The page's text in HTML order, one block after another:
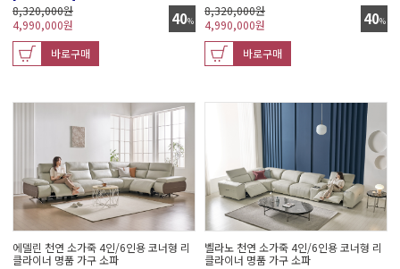
40%
8,320,000원
4,990,000원
바로구매
40%
8,320,000원
4,990,000원
바로구매
에델린 천연 소가죽 4인/6인용 코너형 리
클라이너 명품 가구 소파
벨라노 천연 소가죽 4인/6인용 코너형 리
클라이너 명품 가구 소파